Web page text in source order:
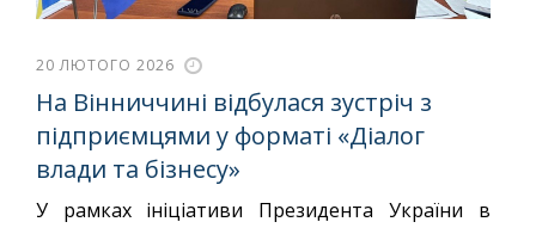
20 ЛЮТОГО 2026
На Вінниччині відбулася зустріч з
підприємцями у форматі «Діалог
влади та бізнесу»
У рамках ініціативи Президента України в